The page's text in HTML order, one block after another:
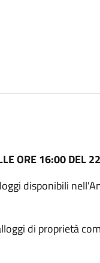
ORE 16:00 DEL
disponibili
di proprietà